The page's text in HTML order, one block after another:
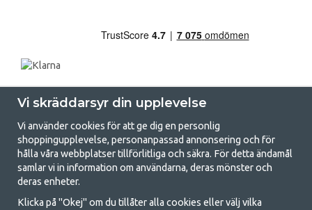
GetCamping.se - Din butik för camping
och uteliv
Vi skräddarsyr din upplevelse
Vi använder cookies för att ge dig en personlig
shoppingupplevelse, personanpassad annonsering och för
hålla våra webbplatser tillförlitliga och säkra. För detta ändamål
samlar vi in information om användarna, deras mönster och
deras enheter.
Klicka på "Okej" om du tillåter alla cookies eller välj vilka